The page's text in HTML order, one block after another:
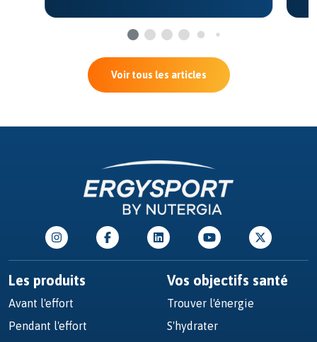
Voir tous les articles
Les produits
Avant l'effort
Pendant l'effort
Vos objectifs santé
Trouver l'énergie
S'hydrater